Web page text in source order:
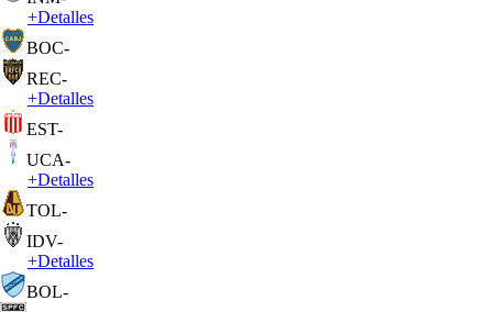
+Detalles
BOC-
REC-
+Detalles
EST-
UCA-
+Detalles
TOL-
IDV-
+Detalles
BOL-